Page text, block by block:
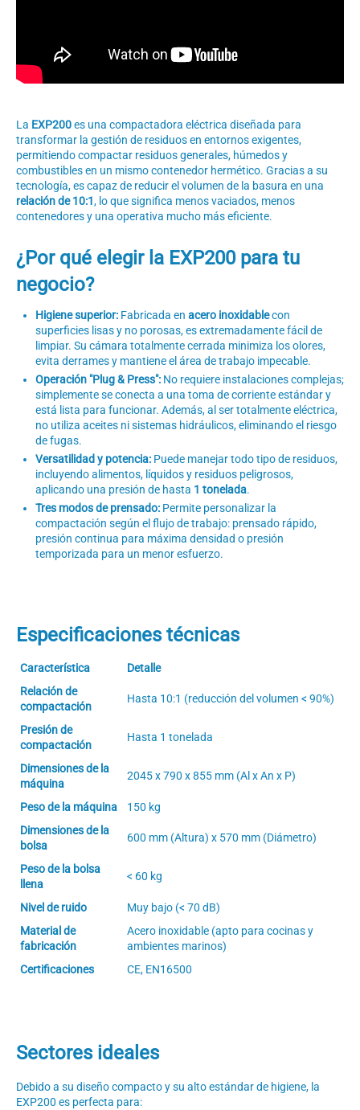
La EXP200es una compactadora eléctrica diseñada para
transformar la gestión de residuos en entornos exigentes,
permitiendo compactar residuos generales, húmedos y
combustibles en un mismo contenedor hermético. Gracias a su
tecnología, es capaz de reducir el volumen de la basura en una
relación de 10:1, lo que significa menos vaciados, menos
contenedores y una operativa mucho más eficiente.
¿Por qué elegir la EXP200 para tu
negocio?
Higiene superior: Fabricada en acero inoxidablecon
superficies lisas y no porosas, es extremadamente fácil de
limpiar. Su cámara totalmente cerrada minimiza los olores,
evita derrames y mantiene el área de trabajo impecable.
Operación "Plug & Press": No requiere instalaciones complejas;
simplemente se conecta a una toma de corriente estándar y
está lista para funcionar. Además, al ser totalmente eléctrica,
no utiliza aceites ni sistemas hidráulicos, eliminando el riesgo
de fugas.
Versatilidad y potencia: Puede manejar todo tipo de residuos,
incluyendo alimentos, líquidos y residuos peligrosos,
aplicando una presión de hasta 1 tonelada.
Tres modos de prensado: Permite personalizar la
compactación según el flujo de trabajo: prensado rápido,
presión continua para máxima densidad o presión
temporizada para un menor esfuerzo.
Especificaciones técnicas
Característica
Detalle
Relación de
compactación
Hasta 10:1 (reducción del volumen < 90%)
Presión de
compactación
Hasta 1 tonelada
Dimensiones de la
máquina
2045 x 790 x 855 mm (Al x An x P)
Peso de la máquina
150 kg
Dimensiones de la
bolsa
600 mm (Altura) x 570 mm (Diámetro)
Peso de la bolsa
llena
< 60 kg
Nivel de ruido
Muy bajo (< 70 dB)
Material de
fabricación
Acero inoxidable (apto para cocinas y
ambientes marinos)
Certificaciones
CE, EN16500
Sectores ideales
Debido a su diseño compacto y su alto estándar de higiene, la
EXP200 es perfecta para: